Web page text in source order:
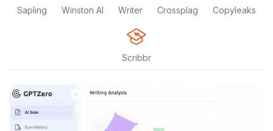
Sapling Winston AI Writer Crossplag Copyleaks
Scribbr